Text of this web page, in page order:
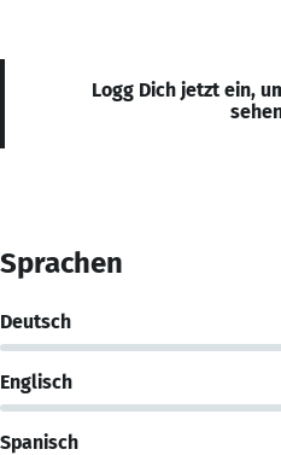
Logg Dich jetzt ein,
Sprachen
Deutsch
Englisch
Spanisch